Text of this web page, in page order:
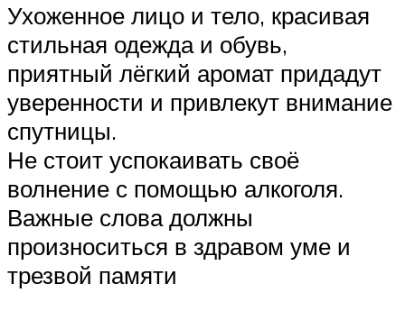
Ухоженное лицо и тело, красивая
стильная одежда и обувь,
приятный лёгкий аромат придадут
уверенности и привлекут внимание
спутницы.
Не стоит успокаивать своё
волнение с помощью алкоголя.
Важные слова должны
произноситься в здравом уме и
трезвой памяти